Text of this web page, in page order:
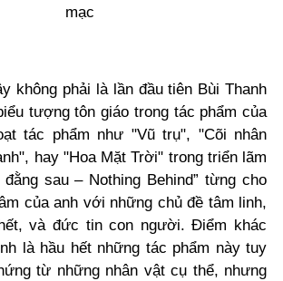
mạc
không phải là lần đầu tiên Bùi Thanh
tượng tôn giáo trong tác phẩm của
tác phẩm như "Vũ trụ", "Cõi nhân
hay "Hoa Mặt Trời" trong triển lãm
sau – Nothing Behind” từng cho
của anh với những chủ đề tâm linh,
và đức tin con người. Điểm khác
là hầu hết những tác phẩm này tuy
từ những nhân vật cụ thể, nhưng